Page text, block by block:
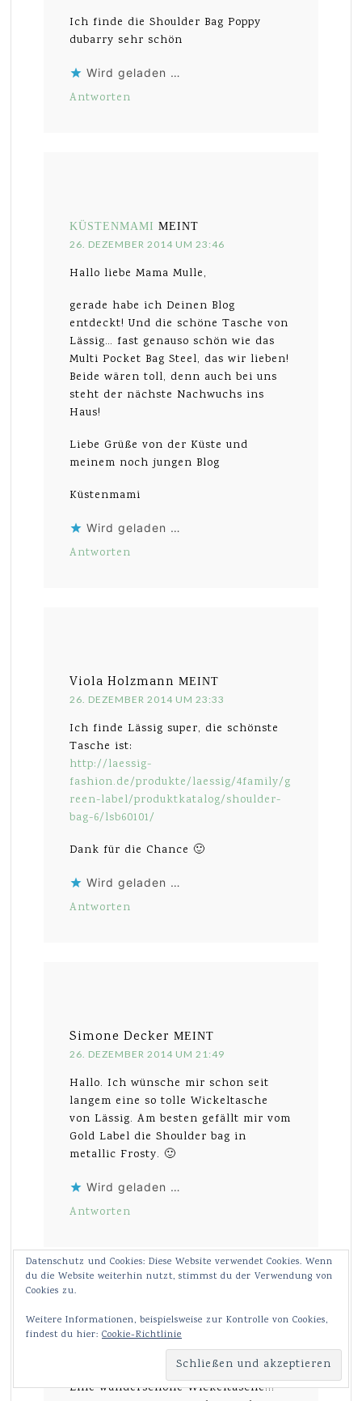
Ich finde die Shoulder Bag Poppy
dubarry sehr schön
Wird geladen …
Antworten
KÜSTENMAMI MEINT
26. DEZEMBER 2014 UM 23:46
Hallo liebe Mama Mulle,
gerade habe ich Deinen Blog
entdeckt! Und die schöne Tasche von
Lässig… fast genauso schön wie das
Multi Pocket Bag Steel, das wir lieben!
Beide wären toll, denn auch bei uns
steht der nächste Nachwuchs ins
Haus!
Liebe Grüße von der Küste und
meinem noch jungen Blog
Küstenmami
Wird geladen …
Antworten
Viola Holzmann MEINT
26. DEZEMBER 2014 UM 23:33
Ich finde Lässig super, die schönste
Tasche ist:
http://laessig-
fashion.de/produkte/laessig/4family/g
reen-label/produktkatalog/shoulder-
bag-6/lsb60101/
Dank für die Chance 🙂
Wird geladen …
Antworten
Simone Decker MEINT
26. DEZEMBER 2014 UM 21:49
Hallo. Ich wünsche mir schon seit
langem eine so tolle Wickeltasche
von Lässig. Am besten gefällt mir vom
Gold Label die Shoulder bag in
metallic Frosty. 🙂
Wird geladen …
Antworten
Tamara Wenk MEINT
26. DEZEMBER 2014 UM 21:22
Eine wunderschöne Wickeltasche!!!
Datenschutz und Cookies: Diese Website verwendet Cookies. Wenn
du die Website weiterhin nutzt, stimmst du der Verwendung von
Cookies zu.
Weitere Informationen, beispielsweise zur Kontrolle von Cookies,
findest du hier: Cookie-Richtlinie